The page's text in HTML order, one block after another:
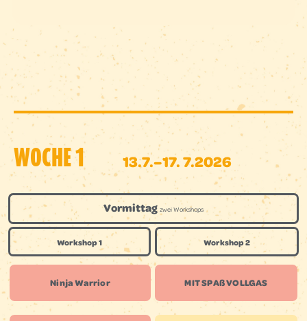
WOCHE 1 13.7.–17. 7.2026
Vormittag zwei Workshops
Workshop 1
Ninja Warrior
Workshop 2
MIT SPAß VOLLGAS